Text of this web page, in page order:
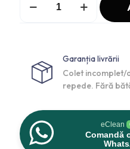
Garanția livrării
Colet incomplet/
repede. Fără
eClean
Comandă